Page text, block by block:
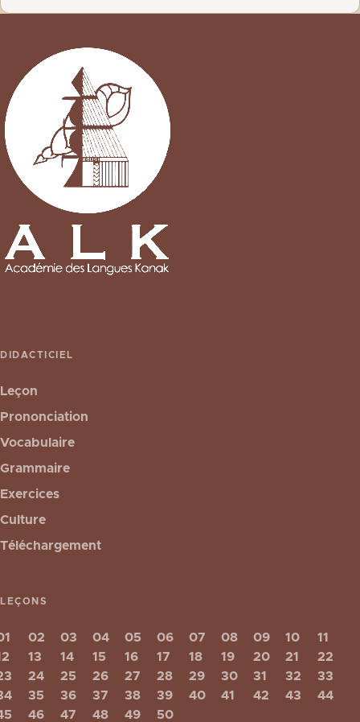
DIDACTICIEL
Leçon
Prononciation
Vocabulaire
Grammaire
Exercices
Culture
Téléchargement
LEÇONS
02 03 04 05 06 07 08 09 10
11
13 14 15 16 17 18 19 20 21
22
24 25 26 27 28 29 30 31 32
33
35 36 37 38 39 40 41 42 43
44
46 47 48 49 50